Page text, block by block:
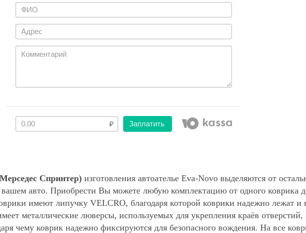
Заплатить
Спринтер) изготовления автоателье Eva-Novo выделяются от
авто. Приобрести Вы можете любую комплектацию от одного коврика
имеют липучку VELCRO, благодаря которой коврики надежно лежат и
металлические люверсы, используемых для укрепления краёв
чему коврик надежно фиксируются для безопасного вождения. На все